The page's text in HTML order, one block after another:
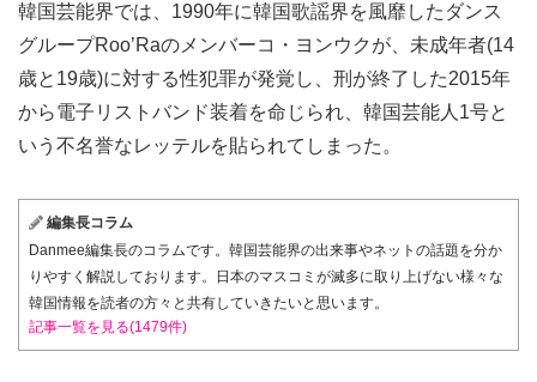
韓国芸能界では、1990年に韓国歌謡界を風靡したダンス
グループRoo’Raのメンバーコ・ヨンウクが、未成年者(14
歳と19歳)に対する性犯罪が発覚し、刑が終了した2015年
から電子リストバンド装着を命じられ、韓国芸能人1号と
いう不名誉なレッテルを貼られてしまった。
編集長コラム
Danmee編集長のコラムです。韓国芸能界の出来事やネットの話題を分か
りやすく解説しております。日本のマスコミが滅多に取り上げない様々な
韓国情報を読者の方々と共有していきたいと思います。
記事一覧を見る(1479件)